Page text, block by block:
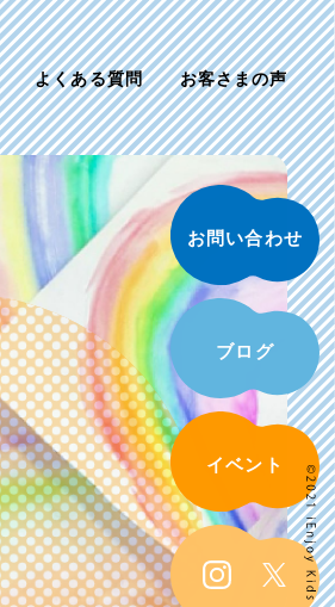
よくある質問 お客さまの声
お問い合わせ
ブログ
イベント